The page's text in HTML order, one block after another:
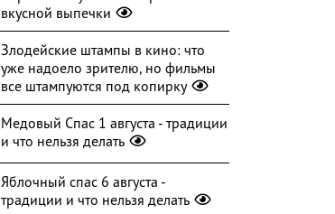
вкусной выпечки
Злодейские штампы в кино: что
уже надоело зрителю, но фильмы
все штампуются под копирку
Медовый Спас 1 августа - традиции
и что нельзя делать
Яблочный спас 6 августа -
традиции и что нельзя делать